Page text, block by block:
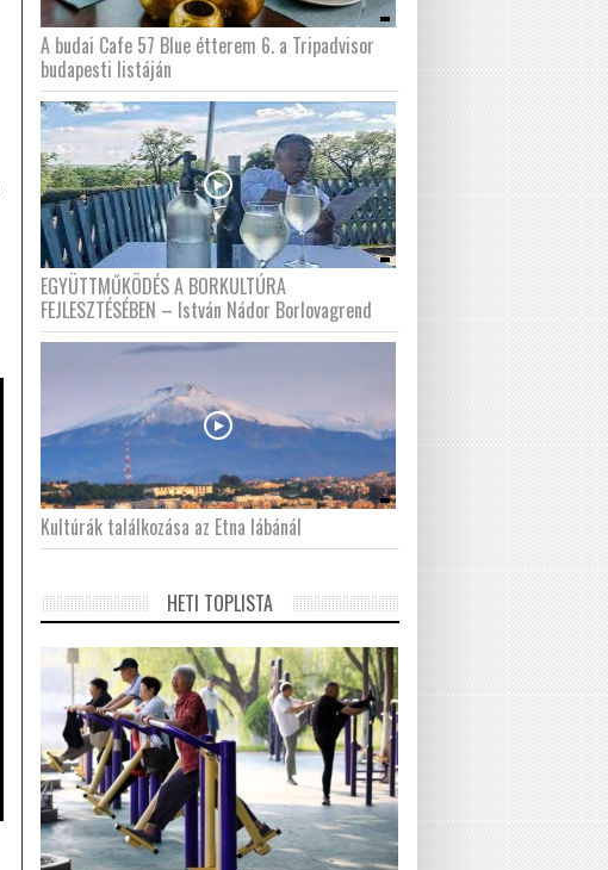
A budai Cafe 57 Blue étterem 6. a Tripadvisor
budapesti listáján
EGYÜTTMŰKÖDÉS A BORKULTÚRA
FEJLESZTÉSÉBEN – István Nádor Borlovagrend
Kultúrák találkozása az Etna lábánál
HETI TOPLISTA